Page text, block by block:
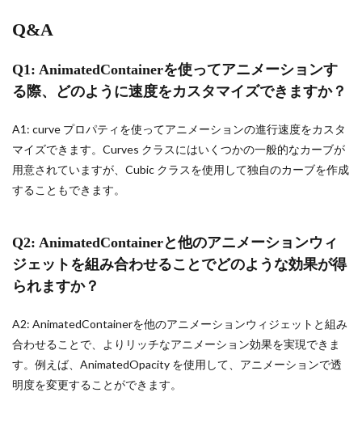
Q&A
Q1: AnimatedContainerを使ってアニメーションす
る際、どのように速度をカスタマイズできますか？
A1: curve プロパティを使ってアニメーションの進行速度をカスタ
マイズできます。Curves クラスにはいくつかの一般的なカーブが
用意されていますが、Cubic クラスを使用して独自のカーブを作成
することもできます。
Q2: AnimatedContainerと他のアニメーションウィ
ジェットを組み合わせることでどのような効果が得
られますか？
A2: AnimatedContainerを他のアニメーションウィジェットと組み
合わせることで、よりリッチなアニメーション効果を実現できま
す。例えば、AnimatedOpacity を使用して、アニメーションで透
明度を変更することができます。